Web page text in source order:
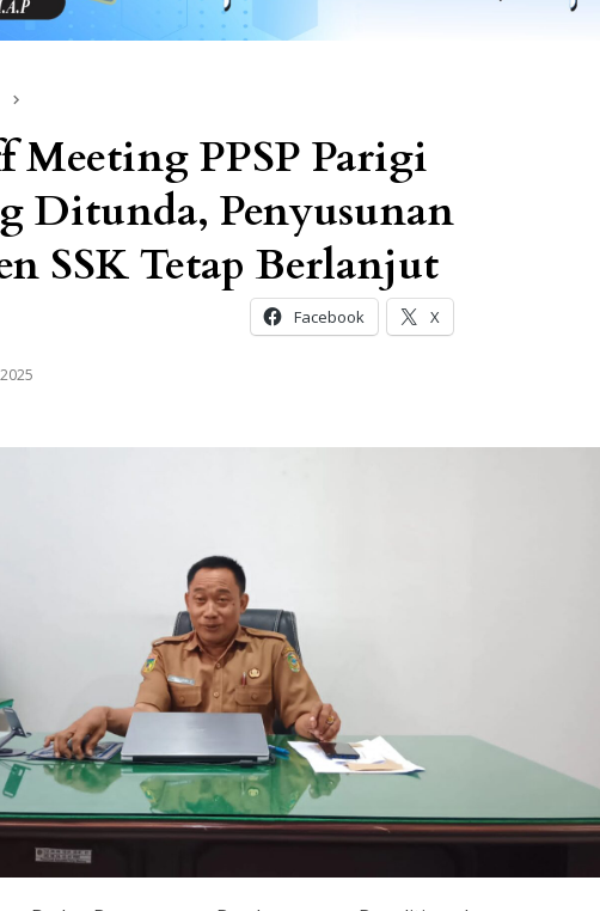
PPSP Parigi
Ditunda, Penyusunan
SSK Tetap Berlanjut
Facebook X